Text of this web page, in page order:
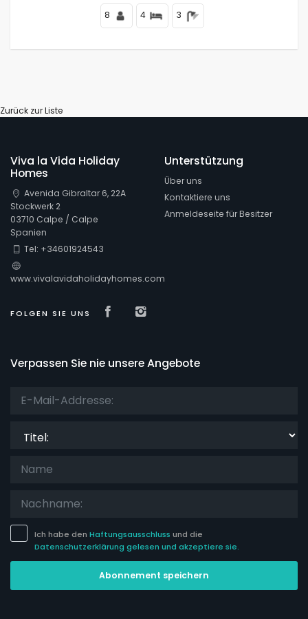
8 4 3
Zurück zur Liste
Viva la Vida Holiday
Homes
Avenida Gibraltar 6, 22A
Stockwerk 2
03710 Calpe / Calpe
Spanien
Tel: +34601924543
www.vivalavidaholidayhomes.com
FOLGEN SIE UNS Visit our Facebook page
Unterstützung
Über uns
Kontaktiere uns
Anmeldeseite für Besitzer
Verpassen Sie nie unsere Angebote
Ich habe den Haftungsausschluss und die
Datenschutzerklärung gelesen und akzeptiere sie.
Abonnement speichern